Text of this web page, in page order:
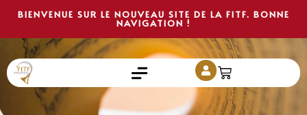
BIENVENUE SUR LE NOUVEAU SITE DE LA FITF. BONNE
NAVIGATION !